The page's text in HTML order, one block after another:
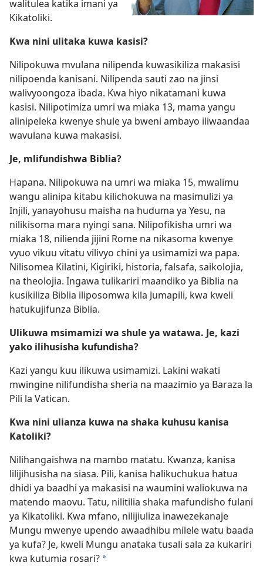
walitulea katika imani ya
Kikatoliki.
Kwa nini ulitaka kuwa kasisi?
Nilipokuwa mvulana nilipenda kuwasikiliza makasisi
nilipoenda kanisani. Nilipenda sauti zao na jinsi
walivyoongoza ibada. Kwa hiyo nikatamani kuwa
kasisi. Nilipotimiza umri wa miaka 13, mama yangu
alinipeleka kwenye shule ya bweni ambayo iliwaandaa
wavulana kuwa makasisi.
Je, mlifundishwa Biblia?
Hapana. Nilipokuwa na umri wa miaka 15, mwalimu
wangu alinipa kitabu kilichokuwa na masimulizi ya
Injili, yanayohusu maisha na huduma ya Yesu, na
nilikisoma mara nyingi sana. Nilipofikisha umri wa
miaka 18, nilienda jijini Rome na nikasoma kwenye
vyuo vikuu vitatu vilivyo chini ya usimamizi wa papa.
Nilisomea Kilatini, Kigiriki, historia, falsafa, saikolojia,
na theolojia. Ingawa tulikariri maandiko ya Biblia na
kusikiliza Biblia iliposomwa kila Jumapili, kwa kweli
hatukujifunza Biblia.
Ulikuwa msimamizi wa shule ya watawa. Je, kazi
yako ilihusisha kufundisha?
Kazi yangu kuu ilikuwa usimamizi. Lakini wakati
mwingine nilifundisha sheria na maazimio ya Baraza la
Pili la Vatican.
Kwa nini ulianza kuwa na shaka kuhusu kanisa
Katoliki?
Nilihangaishwa na mambo matatu. Kwanza, kanisa
lilijihusisha na siasa. Pili, kanisa halikuchukua hatua
dhidi ya baadhi ya makasisi na waumini waliokuwa na
matendo maovu. Tatu, nilitilia shaka mafundisho fulani
ya Kikatoliki. Kwa mfano, nilijiuliza inawezekanaje
Mungu mwenye upendo awaadhibu milele watu baada
ya kufa? Je, kweli Mungu anataka tusali sala za kukariri
kwa kutumia rosari? *